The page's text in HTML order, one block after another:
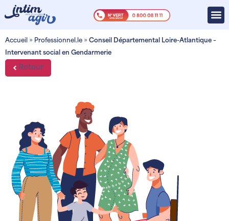
Accueil » Professionnel.le » Conseil Départemental Loire-Atlantique –
Intervenant social en Gendarmerie
Retour